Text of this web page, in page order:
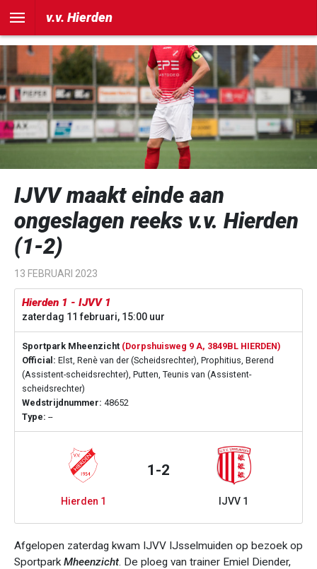
v.v. Hierden
IJVV maakt einde aan
ongeslagen reeks v.v. Hierden
(1-2)
13 FEBRUARI 2023
Hierden 1 - IJVV 1
zaterdag 11 februari, 15:00 uur
Sportpark Mheenzicht (Dorpshuisweg 9 A, 3849BL HIERDEN)
Official: Elst, Renè van der (Scheidsrechter), Prophitius, Berend
(Assistent-scheidsrechter), Putten, Teunis van (Assistent-
scheidsrechter)
Wedstrijdnummer: 48652
Type: --
Hierden 1
1-2
IJVV 1
Afgelopen zaterdag kwam IJVV IJsselmuiden op bezoek op
SportparkMheenzicht. De ploeg van trainer Emiel Diender,